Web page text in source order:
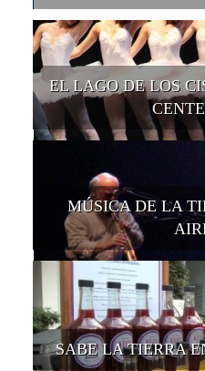
EL LAGO DE LOS
MÚSICA DE LA
SABE LA TIERRA